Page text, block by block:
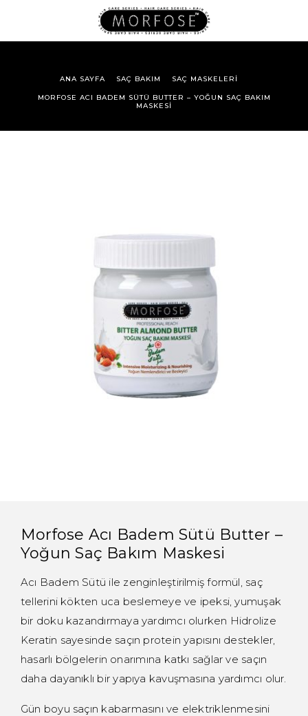
ANA SAYFA SAÇ BAKIM SAÇ MASKELERI
MORFOSE ACI BADEM SÜTÜ BUTTER – YOĞUN SAÇ BAKIM
MASKESI
Morfose Acı Badem Sütü Butter –
Yoğun Saç Bakım Maskesi
Acı Badem Sütü ile zenginleştirilmiş formül, saç
tellerini kökten uca beslemeye ve ipeksi, yumuşak
bir doku kazandırmaya yardımcı olurken Hidrolize
Keratin sayesinde saçın protein yapısını destekler,
hasarlı bölgelerin onarımına katkı sağlar ve saçın
daha dayanıklı bir yapıya kavuşmasına yardımcı olur.
Gün boyu saçın kabarmasını ve elektriklenmesini